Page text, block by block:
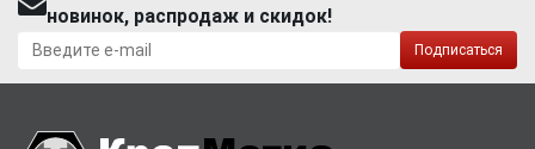
новинок, распродаж и скидок!
Подписаться